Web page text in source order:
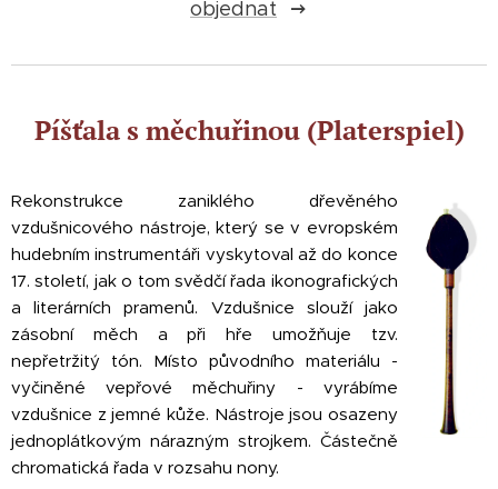
objednat
Píšťala s měchuřinou (Platerspiel)
Rekonstrukce zaniklého dřevěného
vzdušnicového nástroje, který se v evropském
hudebním instrumentáři vyskytoval až do konce
17. století, jak o tom svědčí řada ikonografických
a literárních pramenů. Vzdušnice slouží jako
zásobní měch a při hře umožňuje tzv.
nepřetržitý tón. Místo původního materiálu -
vyčiněné vepřové měchuřiny - vyrábíme
vzdušnice z jemné kůže. Nástroje jsou osazeny
jednoplátkovým nárazným strojkem. Částečně
chromatická řada v rozsahu nony.